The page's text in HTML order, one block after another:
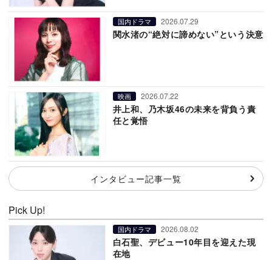
国内ドラマ 2026.07.29
関水渚の“絶対に諦めない”という決意
映画 2026.07.22
井上和、乃木坂46の未来を背負う責
任と覚悟
インタビュー記事一覧
Pick Up!
国内ドラマ 2026.08.02
白石聖、デビュー10年目を迎えた現
在地